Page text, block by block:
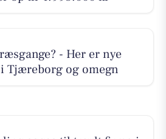
- Her er nye
Tjæreborg og omegn